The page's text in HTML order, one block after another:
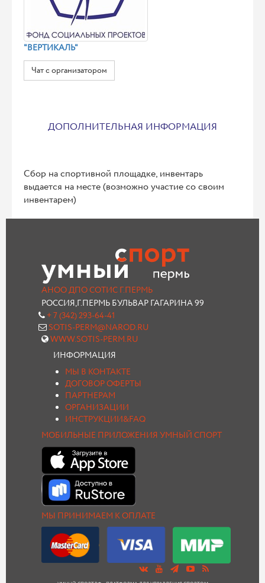
"ВЕРТИКАЛЬ"
Чат с организатором
ДОПОЛНИТЕЛЬНАЯ ИНФОРМАЦИЯ
Сбор на спортивной площадке, инвентарь
выдается на месте (возможно участие со своим
инвентарем)
АНОО ДПО СОТИС Г.ПЕРМЬ
РОССИЯ,Г.ПЕРМЬ БУЛЬВАР ГАГАРИНА 99
+ 7 (342) 293-64-41
SOTIS-PERM@NAROD.RU
WWW.SOTIS-PERM.RU
ИНФОРМАЦИЯ
МЫ В КОНТАКТЕ
ДОГОВОР ОФЕРТЫ
ПАРТНЕРАМ
ОРГАНИЗАЦИИ
ИНСТРУКЦИИ&FAQ
МОБИЛЬНЫЕ ПРИЛОЖЕНИЯ УМНЫЙ СПОРТ
МЫ ПРИНИМАЕМ К ОПЛАТЕ